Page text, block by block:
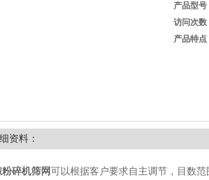
产品型号
访问次数
产品特点
资料：
碎机筛网可以根据客户要求自主调节，目数